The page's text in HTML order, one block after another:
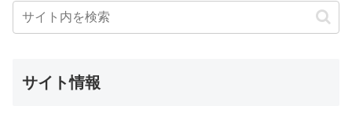
サイト情報